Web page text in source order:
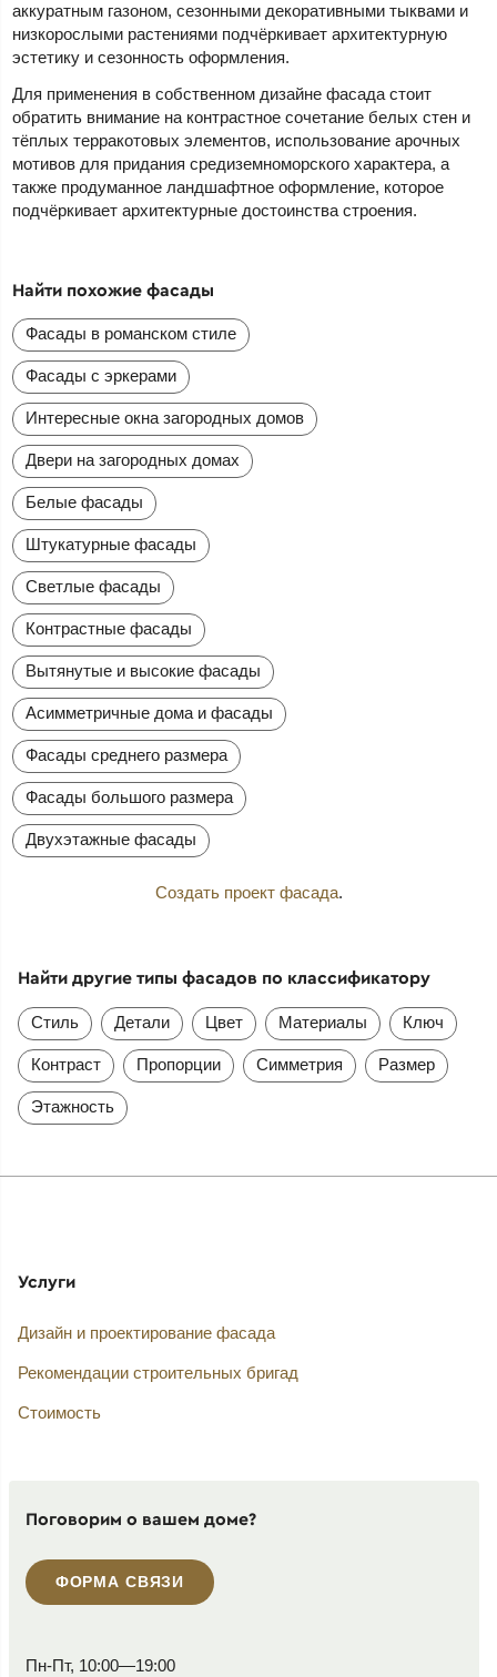
аккуратным газоном, сезонными декоративными тыквами и
низкорослыми растениями подчёркивает архитектурную
эстетику и сезонность оформления.
Для применения в собственном дизайне фасада стоит
обратить внимание на контрастное сочетание белых стен и
тёплых терракотовых элементов, использование арочных
мотивов для придания средиземноморского характера, а
также продуманное ландшафтное оформление, которое
подчёркивает архитектурные достоинства строения.
Найти похожие фасады
Фасады в романском стиле
Фасады с эркерами
Интересные окна загородных домов
Двери на загородных домах
Белые фасады
Штукатурные фасады
Светлые фасады
Контрастные фасады
Вытянутые и высокие фасады
Асимметричные дома и фасады
Фасады среднего размера
Фасады большого размера
Двухэтажные фасады
Создать проект фасада.
Найти другие типы фасадов по классификатору
Стиль Детали Цвет Материалы Ключ
Контраст Пропорции Симметрия Размер
Этажность
Услуги
Дизайн и проектирование фасада
Рекомендации строительных бригад
Стоимость
Поговорим о вашем доме?
ФОРМА СВЯЗИ
Пн-Пт, 10:00—19:00